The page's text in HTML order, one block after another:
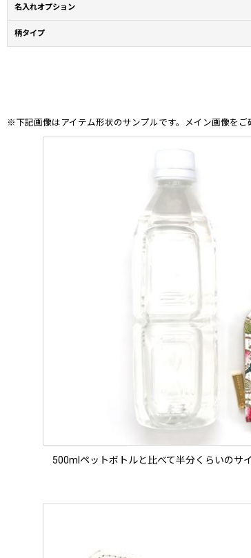
名入れオプション
柄タイプ
※下記画像はアイテム形状のサンプルです。メイン画像をご
500mlペットボトルと比べて半分くらいのサ